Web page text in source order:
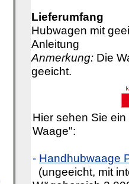
Lieferumfang
Hubwagen mit
Anleitung
Anmerkung: Die
geeicht.
Hier sehen Sie
Waage":
- Handhubwaage
(ungeeicht, mit